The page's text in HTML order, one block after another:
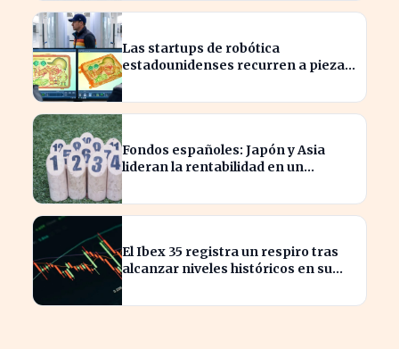
Las startups de robótica
estadounidenses recurren a piezas
Fondos españoles: Japón y Asia
lideran la rentabilidad en un
El Ibex 35 registra un respiro tras
alcanzar niveles históricos en su